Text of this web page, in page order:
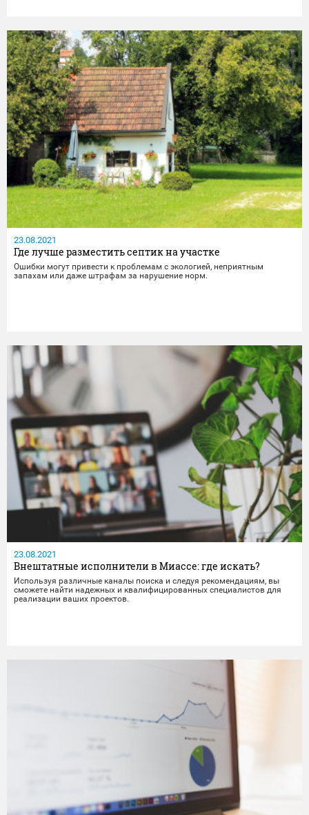
23.08.2021
Где лучше разместить септик на участке
Ошибки могут привести к проблемам с экологией, неприятным
запахам или даже штрафам за нарушение норм.
23.08.2021
Внештатные исполнители в Миассе: где искать?
Используя различные каналы поиска и следуя рекомендациям, вы
сможете найти надежных и квалифицированных специалистов для
реализации ваших проектов.